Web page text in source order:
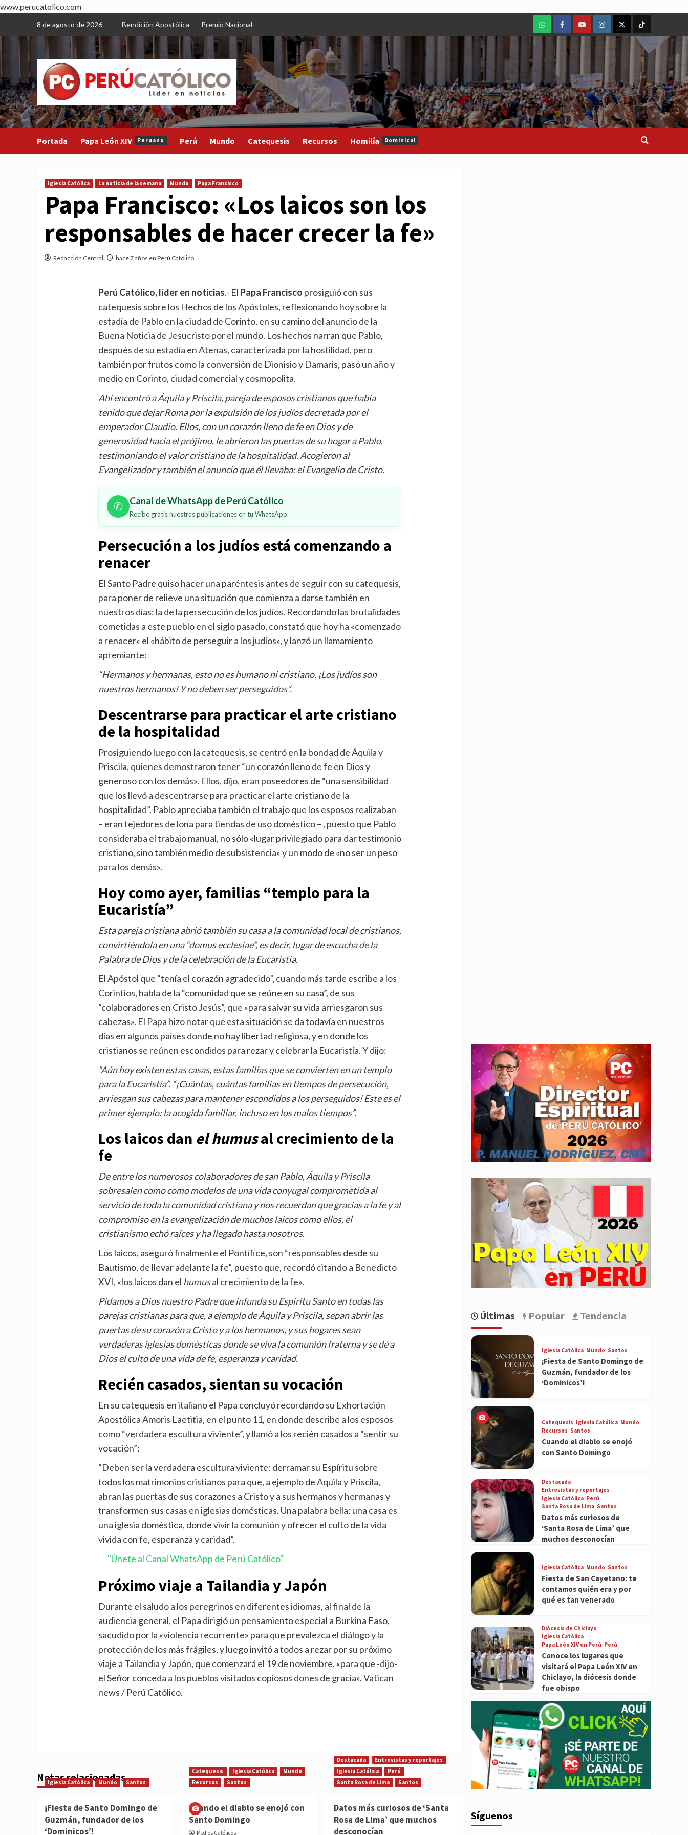
www.perucatolico.com
content
8 de agosto de 2026 Bendición Apostólica Premio Nacional
WhatsAppFacebookYoutubeInstagram
X TikTok
Portada Papa León XIV Peruano Perú Mundo Catequesis Recursos Homilía Dominical
Iglesia Católica La noticia de la semana Mundo Papa Francisco
Papa Francisco: «Los laicos son los
responsables de hacer crecer la fe»
Redacción Central hace 7 años en Perú Católico
Perú Católico, líder en noticias.- El Papa Francisco prosiguió con sus
catequesis sobre los Hechos de los Apóstoles, reflexionando hoy sobre la
estadía de Pablo en la ciudad de Corinto, en su camino del anuncio de la
Buena Noticia de Jesucristo por el mundo. Los hechos narran que Pablo,
después de su estadía en Atenas, caracterizada por la hostilidad, pero
también por frutos como la conversión de Dionisio y Damaris, pasó un año y
medio en Corinto, ciudad comercial y cosmopolita.
Ahí encontró a Áquila y Priscila, pareja de esposos cristianos que había
tenido que dejar Roma por la expulsión de los judíos decretada por el
emperador Claudio. Ellos, con un corazón lleno de fe en Dios y de
generosidad hacia el prójimo, le abrieron las puertas de su hogar a Pablo,
testimoniando el valor cristiano de la hospitalidad. Acogieron al
Evangelizador y también el anuncio que él llevaba: el Evangelio de Cristo.
✆ Canal de WhatsApp de Perú Católico
Recibe gratis nuestras publicaciones en tu WhatsApp.
Persecución a los judíos está comenzando a
renacer
El Santo Padre quiso hacer una paréntesis antes de seguir con su catequesis,
para poner de relieve una situación que comienza a darse también en
nuestros días: la de la persecución de los judíos. Recordando las brutalidades
cometidas a este pueblo en el siglo pasado, constató que hoy ha «comenzado
a renacer» el «hábito de perseguir a los judíos», y lanzó un llamamiento
apremiante:
“Hermanos y hermanas, esto no es humano ni cristiano. ¡Los judíos son
nuestros hermanos! Y no deben ser perseguidos”.
Descentrarse para practicar el arte cristiano
de la hospitalidad
Prosiguiendo luego con la catequesis, se centró en la bondad de Áquila y
Priscila, quienes demostraron tener “un corazón lleno de fe en Dios y
generoso con los demás». Ellos, dijo, eran poseedores de “una sensibilidad
que los llevó a descentrarse para practicar el arte cristiano de la
hospitalidad”. Pablo apreciaba también el trabajo que los esposos realizaban
– eran tejedores de lona para tiendas de uso doméstico – , puesto que Pablo
consideraba el trabajo manual,no sólo «lugar privilegiado para dar testimonio
cristiano, sino también medio de subsistencia» y un modo de «no ser un peso
para los demás».
Hoy como ayer, familias “templo para la
Eucaristía”
Esta pareja cristiana abrió también su casa a la comunidad local de cristianos,
convirtiéndola en una “domus ecclesiae”, es decir, lugar de escucha de la
Palabra de Dios y de la celebración de la Eucaristía.
El Apóstol que “tenía el corazón agradecido”, cuando más tarde escribe a los
Corintios, habla de la “comunidad que se reúne en su casa”, de sus
“colaboradores en Cristo Jesús”, que «para salvar su vida arriesgaron sus
cabezas». El Papa hizo notar que esta situación se da todavía en nuestros
días en algunos países donde no hay libertad religiosa, y en donde los
cristianos se reúnen escondidos para rezar y celebrar la Eucaristía. Y dijo:
“Aún hoy existen estas casas, estas familias que se convierten en un templo
para la Eucaristía”. “¡Cuántas, cuántas familias en tiempos de persecución,
arriesgan sus cabezas para mantener escondidos a los perseguidos! Este es el
primer ejemplo: la acogida familiar, incluso en los malos tiempos”.
Los laicos dan el humusal crecimiento de la
fe
De entre los numerosos colaboradores de san Pablo, Áquila y Priscila
sobresalen como como modelos de una vida conyugal comprometida al
servicio de toda la comunidad cristiana y nos recuerdan que gracias a la fe y al
compromiso en la evangelización de muchos laicos como ellos, el
cristianismo echó raíces y ha llegado hasta nosotros.
Los laicos, aseguró finalmente el Pontífice, son “responsables desde su
Bautismo, de llevar adelante la fe”, puesto que, recordó citando a Benedicto
XVI, «los laicos dan el humusal crecimiento de la fe».
Pidamos a Dios nuestro Padre que infunda su Espíritu Santo en todas las
parejas cristianas para que, a ejemplo de Áquila y Priscila, sepan abrir las
puertas de su corazón a Cristo y a los hermanos, y sus hogares sean
verdaderas iglesias domésticas donde se viva la comunión fraterna y se dé a
Dios el culto de una vida de fe, esperanza y caridad.
Recién casados, sientan su vocación
En su catequesis en italiano el Papa concluyó recordando su Exhortación
Apostólica Amoris Laetitia, en el punto 11, en donde describe a los esposos
como “verdadera escultura viviente”, y llamó a los recién casados a “sentir su
vocación”:
“Deben ser la verdadera escultura viviente: derramar su Espíritu sobre
todos los matrimonios cristianos para que, a ejemplo de Aquila y Priscila,
abran las puertas de sus corazones a Cristo y a sus hermanos y hermanas y
transformen sus casas en iglesias domésticas. Una palabra bella: una casa es
una iglesia doméstica, donde vivir la comunión y ofrecer el culto de la vida
vivida con fe, esperanza y caridad”.
"Únete al Canal WhatsApp de Perú Católico"
Próximo viaje a Tailandia y Japón
Durante el saludo a los peregrinos en diferentes idiomas, al final de la
audiencia general, el Papa dirigió un pensamiento especial a Burkina Faso,
sacudido por la «violencia recurrente» para que prevalezca el diálogo y la
protección de los más frágiles, y luego invitó a todos a rezar por su próximo
viaje a Tailandia y Japón, que comenzará el 19 de noviembre, «para que -dijo-
el Señor conceda a los pueblos visitados copiosos dones de gracia». Vatican
news / Perú Católico.
Notas relacionadas
Iglesia Católica Mundo Santos
¡Fiesta de Santo Domingo de
Guzmán, fundador de los
‘Dominicos’!
Catequesis Iglesia Católica
Mundo
Recursos
Santos
Cuando el diablo se enojó con
Santo Domingo
Medios Católicos
Destacada
Entrevistas y reportajes
Iglesia Católica
Perú
Santa Rosa de Lima
Santos
Datos más curiosos de ‘Santa
Rosa de Lima’ que muchos
desconocían
Últimas Popular Tendencia
Iglesia Católica Mundo Santos
¡Fiesta de Santo Domingo de
Guzmán, fundador de los
‘Dominicos’!
Catequesis Iglesia Católica Mundo
Recursos Santos
Cuando el diablo se enojó
con Santo Domingo
Destacada
Entrevistas y reportajes
Iglesia Católica Perú
Santa Rosa de Lima Santos
Datos más curiosos de
‘Santa Rosa de Lima’ que
muchos desconocían
Iglesia Católica Mundo Santos
Fiesta de San Cayetano: te
contamos quién era y por
qué es tan venerado
Diócesis de Chiclayo
Iglesia Católica
Papa León XIV en Perú Perú
Conoce los lugares que
visitará el Papa León XIV en
Chiclayo, la diócesis donde
fue obispo
Síguenos